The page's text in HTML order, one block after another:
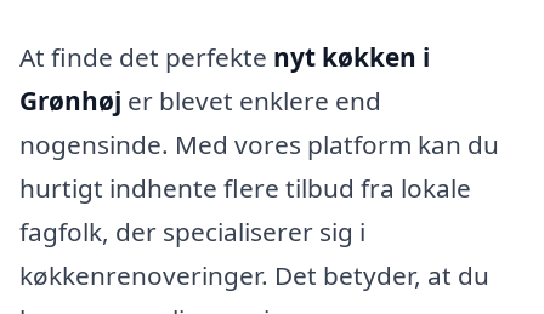
At finde det perfekte nyt køkken i
Grønhøj er blevet enklere end
nogensinde. Med vores platform kan du
hurtigt indhente flere tilbud fra lokale
fagfolk, der specialiserer sig i
køkkenrenoveringer. Det betyder, at du